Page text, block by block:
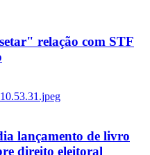
relação com STF
lançamento de livro
direito eleitoral